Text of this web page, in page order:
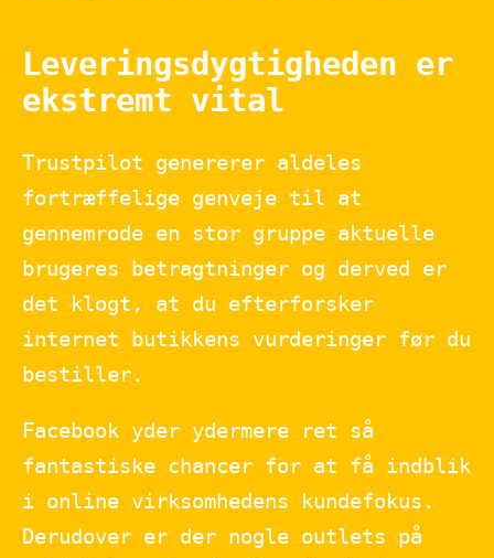
Leveringsdygtigheden er
ekstremt vital
Trustpilot genererer aldeles
fortræffelige genveje til at
gennemrode en stor gruppe aktuelle
brugeres betragtninger og derved er
det klogt, at du efterforsker
internet butikkens vurderinger før du
bestiller.
Facebook yder ydermere ret så
fantastiske chancer for at få indblik
i online virksomhedens kundefokus.
Derudover er der nogle outlets på